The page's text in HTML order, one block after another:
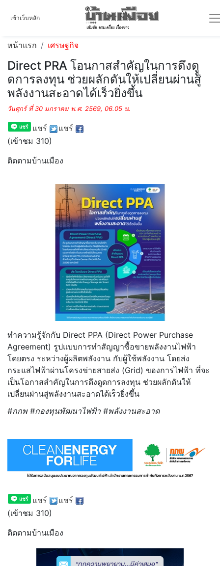
เข้าเว็บหลัก
หน้าแรก เศรษฐกิจ
Direct PRA โอนกาสสำคัญในการดึงดูู
ดการลงทุน ช่วยผลักดันให้เปลี่ยนผ่านสู่
พลังงานสะอาดได้เร็วยิ่งขึ้น
วันศุกร์ ที่ 30 มกราคม พ.ศ. 2569, 06.05 น.
แชร์
แชร์
(เข้าชม 310)
ติดตามบ้านเมือง
ทำความรู้จักกับ Direct PPA (Direct Power Purchase
Agreement) รูปแบบการทำสัญญาซื้อขายพลังงานไฟฟ้า
โดยตรง ระหว่างผู้ผลิตพลังงาน กับผู้ใช้พลังงาน โดยส่ง
กระแสไฟฟ้าผ่านโครงข่ายสายส่ง (Grid) ของการไฟฟ้า ที่จะ
เป็นโอกาสสำคัญในการดึงดูดการลงทุน ช่วยผลักดันให้
เปลี่ยนผ่านสู่พลังงานสะอาดได้เร็วยิ่งขึ้น
#กกพ #กองทุนพัฒนาไฟฟ้า #พลังงานสะอาด
แชร์
แชร์
(เข้าชม 310)
ติดตามบ้านเมือง